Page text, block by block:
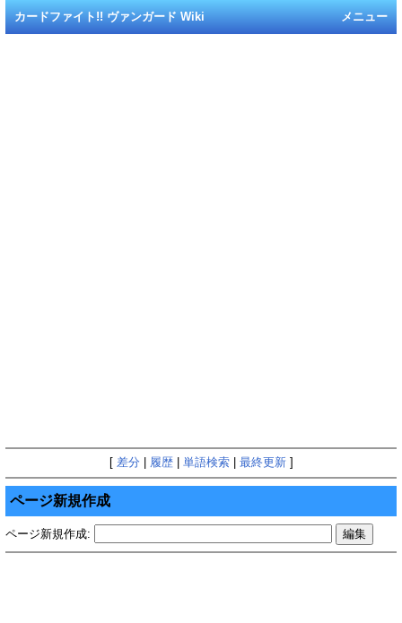
メニュー
カードファイト!! ヴァンガード Wiki
[ 差分 履歴| 単語検索| 最終更新]
ページ新規作成
ページ新規作成: